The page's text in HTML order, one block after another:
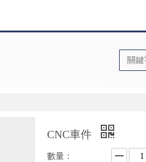
CNC車件
數量：